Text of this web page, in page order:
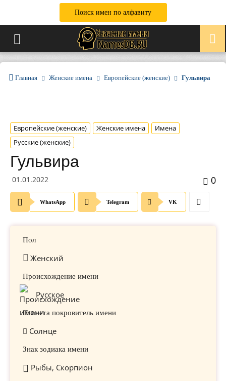
Поиск имен по алфавиту
Главная Женские имена Европейские (женские) Гульвира
Европейские (женские) Женские имена
Имена
Русские (женские)
Гульвира
01.01.2022 0
WhatsApp Telegram VK
Пол
Женский
Происхождение имени
Русское
Планета покровитель имени
Солнце
Знак зодиака имени
Рыбы, Скорпион